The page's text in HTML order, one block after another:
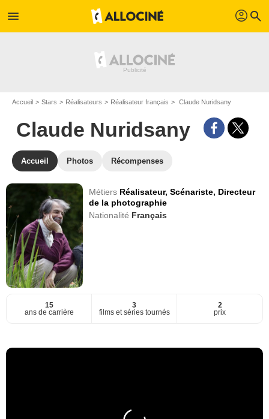
menu profil search
Accueil Stars Réalisateurs Réalisateur français Claude Nuridsany
Claude Nuridsany
Accueil Photos Récompenses
Métiers Réalisateur,Scénariste, Directeur
de la photographie
Nationalité Français
15
ans de carrière
3
films et séries tournés
2
prix